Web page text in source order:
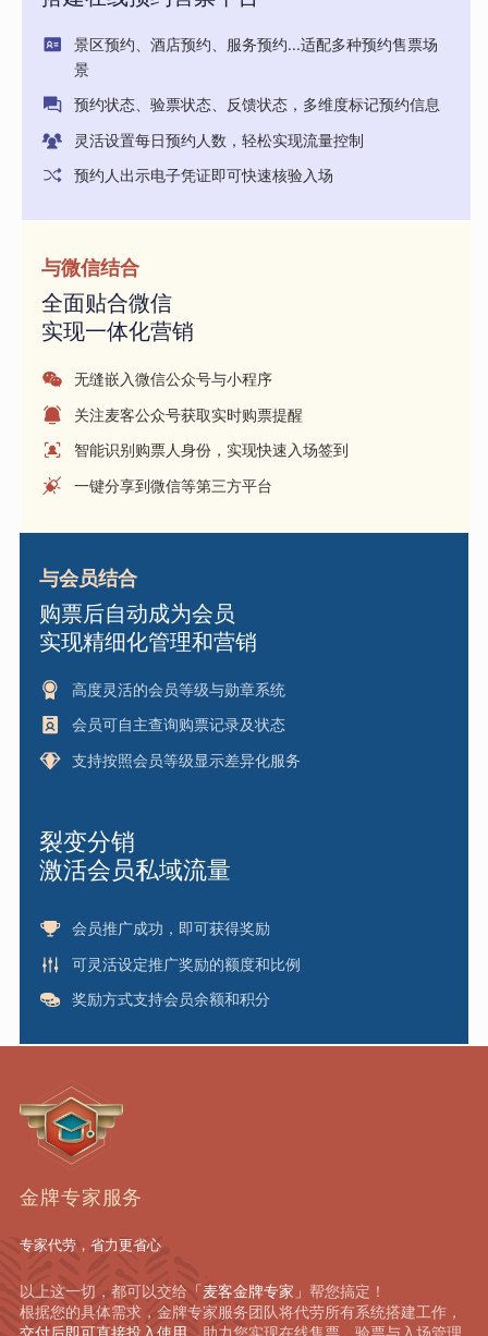
景区预约、酒店预约、服务预约...适配多种预约售票场
景
预约状态、验票状态、反馈状态，多维度标记预约信息
灵活设置每日预约人数，轻松实现流量控制
预约人出示电子凭证即可快速核验入场
与微信结合
全面贴合微信
实现一体化营销
无缝嵌入微信公众号与小程序
关注麦客公众号获取实时购票提醒
智能识别购票人身份，实现快速入场签到
一键分享到微信等第三方平台
与会员结合
购票后自动成为会员
实现精细化管理和营销
高度灵活的会员等级与勋章系统
会员可自主查询购票记录及状态
支持按照会员等级显示差异化服务
裂变分销
激活会员私域流量
会员推广成功，即可获得奖励
可灵活设定推广奖励的额度和比例
奖励方式支持会员余额和积分
金牌专家服务
专家代劳，省力更省心
以上这一切，都可以交给「麦客金牌专家」 帮您搞定！
根据您的具体需求，金牌专家服务团队将代劳所有系统搭建工作，